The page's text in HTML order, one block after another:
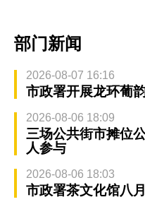
部门新闻
2026-08-07 16:16
市政署开展龙环葡
2026-08-06 18:09
三场公共街市摊位
人参与
2026-08-06 18:03
市政署茶文化馆八